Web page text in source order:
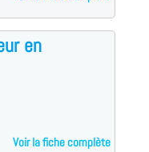
en
Voir la fiche complète